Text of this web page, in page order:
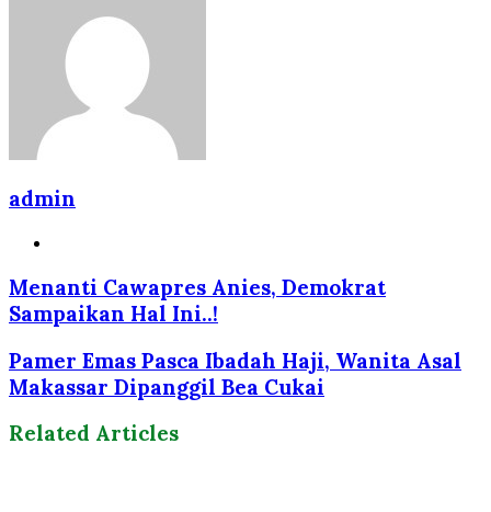
admin
Menanti Cawapres Anies, Demokrat
Sampaikan Hal Ini..!
Pamer Emas Pasca Ibadah Haji, Wanita Asal
Makassar Dipanggil Bea Cukai
Related Articles